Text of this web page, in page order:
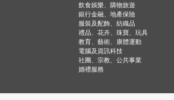
飲食娛樂、購物旅遊
銀行金融、地產保險
服裝及配飾、紡織品
禮品、花卉、珠寶、玩具
教育、藝術、康體運動
電腦及資訊科技
社團、宗教、公共事業
婚禮服務